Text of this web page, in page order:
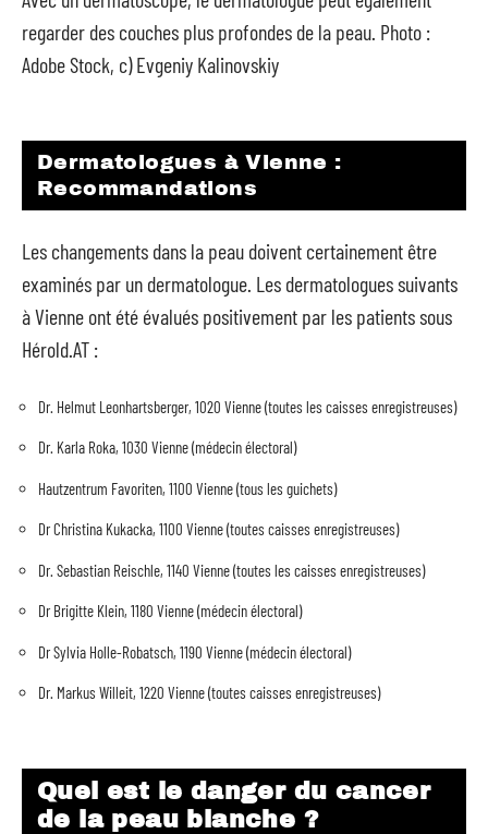
regarder des couches plus profondes de la peau. Photo :
Adobe Stock, c) Evgeniy Kalinovskiy
Dermatologues à Vienne :
Recommandations
Les changements dans la peau doivent certainement être
examinés par un dermatologue. Les dermatologues suivants
à Vienne ont été évalués positivement par les patients sous
Hérold.AT :
Dr. Helmut Leonhartsberger, 1020 Vienne (toutes les caisses enregistreuses)
Dr. Karla Roka, 1030 Vienne (médecin électoral)
Hautzentrum Favoriten, 1100 Vienne (tous les guichets)
Dr Christina Kukacka, 1100 Vienne (toutes caisses enregistreuses)
Dr. Sebastian Reischle, 1140 Vienne (toutes les caisses enregistreuses)
Dr Brigitte Klein, 1180 Vienne (médecin électoral)
Dr Sylvia Holle-Robatsch, 1190 Vienne (médecin électoral)
Dr. Markus Willeit, 1220 Vienne (toutes caisses enregistreuses)
Quel est le danger du cancer
de la peau blanche ?